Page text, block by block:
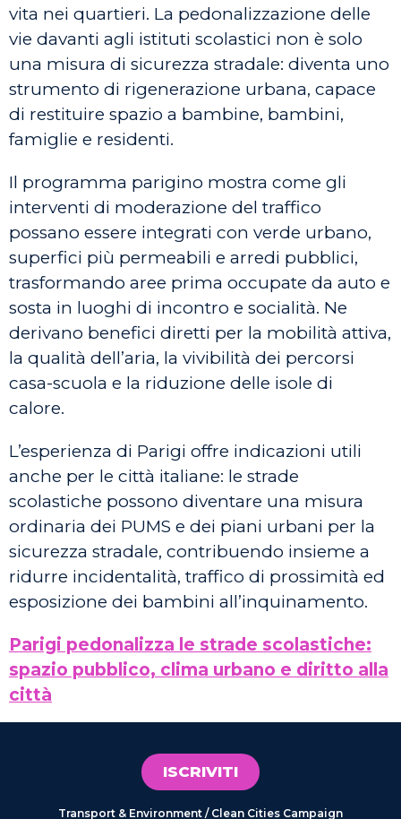
vita nei quartieri. La pedonalizzazione delle
vie davanti agli istituti scolastici non è solo
una misura di sicurezza stradale: diventa uno
strumento di rigenerazione urbana, capace
di restituire spazio a bambine, bambini,
famiglie e residenti.
Il programma parigino mostra come gli
interventi di moderazione del traffico
possano essere integrati con verde urbano,
superfici più permeabili e arredi pubblici,
trasformando aree prima occupate da auto e
sosta in luoghi di incontro e socialità. Ne
derivano benefici diretti per la mobilità attiva,
la qualità dell’aria, la vivibilità dei percorsi
casa-scuola e la riduzione delle isole di
calore.
L’esperienza di Parigi offre indicazioni utili
anche per le città italiane: le strade
scolastiche possono diventare una misura
ordinaria dei PUMS e dei piani urbani per la
sicurezza stradale, contribuendo insieme a
ridurre incidentalità, traffico di prossimità ed
esposizione dei bambini all’inquinamento.
Parigi pedonalizza le strade scolastiche:
spazio pubblico, clima urbano e diritto alla
città
ISCRIVITI
Transport & Environment / Clean Cities Campaign